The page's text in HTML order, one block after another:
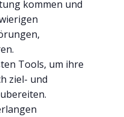
kommen und
Tools, um ihre
ziel- und